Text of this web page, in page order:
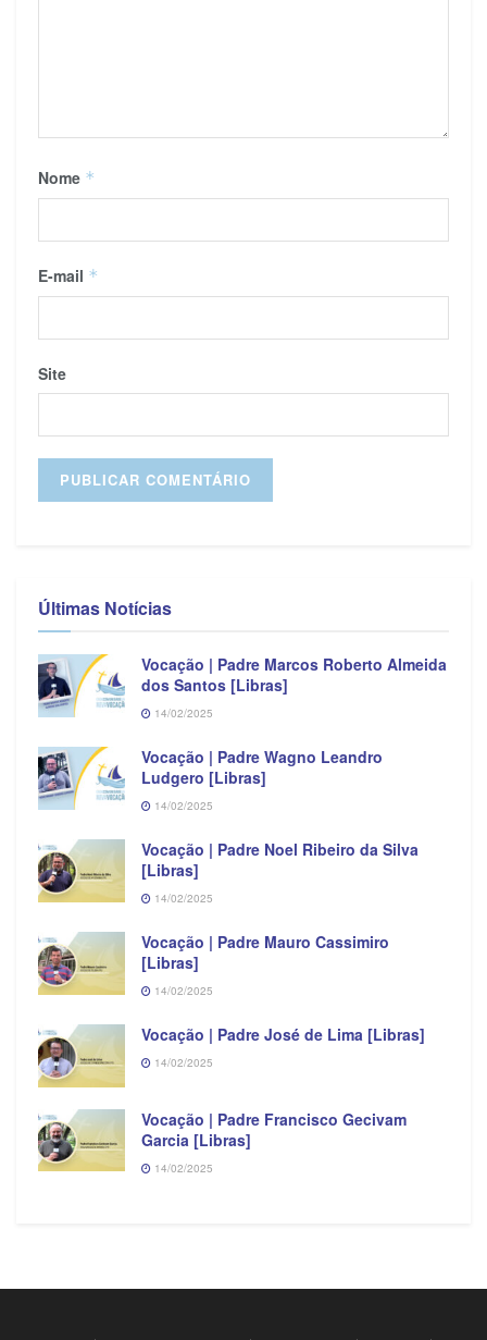
Nome *
E-mail *
Site
Últimas Notícias
Vocação | Padre Marcos Roberto Almeida
dos Santos [Libras]
14/02/2025
Vocação | Padre Wagno Leandro
Ludgero [Libras]
14/02/2025
Vocação | Padre Noel Ribeiro da Silva
[Libras]
14/02/2025
Vocação | Padre Mauro Cassimiro
[Libras]
14/02/2025
Vocação | Padre José de Lima [Libras]
14/02/2025
Vocação | Padre Francisco Gecivam
Garcia [Libras]
14/02/2025